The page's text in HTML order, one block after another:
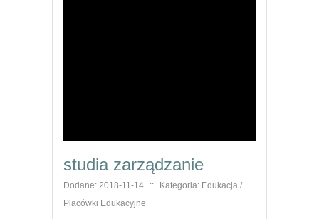
studia zarządzanie
Dodane: 2018-11-14 ::
Kategoria: Edukacja /
Placówki Edukacyjne